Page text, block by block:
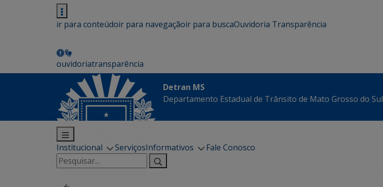
ir para conteúdoir para navegaçãoir para buscaOuvidoria Transparência
ouvidoriatransparência
Detran MS
Departamento Estadual de Trânsito de Mato Grosso do Sul
Institucional ServiçosInformativos
Fale Conosco
Pesquisar
por: